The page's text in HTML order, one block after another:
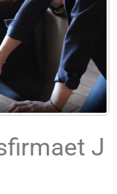
& Partnere
J